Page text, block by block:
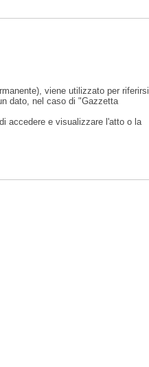
viene utilizzato per riferirsi
dato, nel caso di "Gazzetta
accedere e visualizzare l'atto o la